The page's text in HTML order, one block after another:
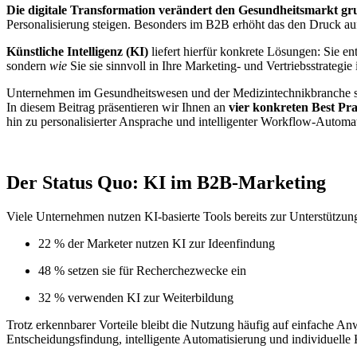
Die digitale Transformation verändert den Gesundheitsmarkt
Personalisierung steigen. Besonders im B2B erhöht das den Druck
Künstliche Intelligenz (KI) liefert hierfür konkrete Lösungen: Sie
sondern wie Sie sie sinnvoll in Ihre Marketing- und
Unternehmen im Gesundheitswesen und der
In diesem Beitrag präsentieren wir Ihnen an vier konkreten Best
hin zu personalisierter Ansprache und intelligenter Workflow-
Der Status Quo: KI im B2B-Marketing
Viele Unternehmen nutzen KI-basierte Tools bereits zur
22 % der Marketer nutzen KI zur Ideenfindung
48 % setzen sie für Recherchezwecke ein
32 % verwenden KI zur Weiterbildung
Trotz erkennbarer Vorteile bleibt die Nutzung häufig auf einfache
Entscheidungsfindung, intelligente Automatisierung und individuelle